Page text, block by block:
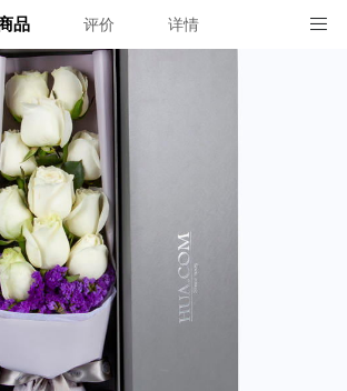
品 评价 详情
配送说明
城市的市区及近郊：北京,上海,深圳,广
,杭州,苏州,天津,西安,长沙,东莞,厦门,
庆,大连,郑州,青岛,太原,无锡,石家庄,济
鲁木齐,贵阳,昆明,福州,长春,南昌,兰州,
州,金华,邯郸,泉州,海口,嘉兴,南通,呼和
州,徐州,绵阳,烟台,襄阳,保定,潍坊,镇
,扬州,清远,荆州,莆田,汉中,洛阳,湛江,
皇岛,张家口,桂林,吉林,淄博,蚌埠,柳州,
州,三亚,宜宾,东营,临沂,德州,开封,大
,连云港,新乡,黄冈,焦作,十堰,驻马店,信
鸡,丹东,阜阳,北海,聊城,锦州,许昌,内
,商丘,盘锦,乐山,沧州,河源,营口,平顶
,新余,晋城,松原,淮北,淮南,晋中,潮州,
店铺信息
该地区暂无配送门店
确定